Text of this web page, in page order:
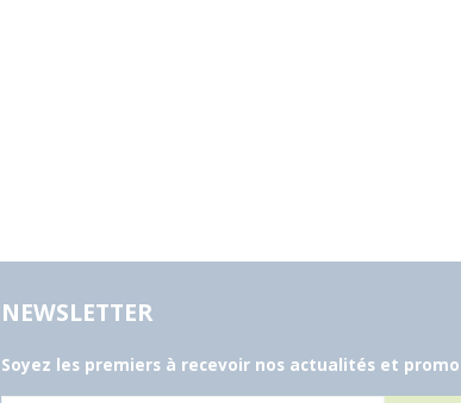
NEWSLETTER
Soyez les premiers à recevoir nos actualités et